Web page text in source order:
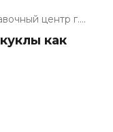
центр г....
как